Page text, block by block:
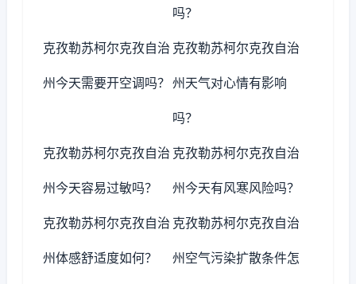
吗？
克孜勒苏柯尔克孜自治
州今天需要开空调吗？
克孜勒苏柯尔克孜自治
州天气对心情有影响
吗？
克孜勒苏柯尔克孜自治
州今天容易过敏吗？
克孜勒苏柯尔克孜自治
州今天有风寒风险吗？
克孜勒苏柯尔克孜自治
州体感舒适度如何？
克孜勒苏柯尔克孜自治
州空气污染扩散条件怎